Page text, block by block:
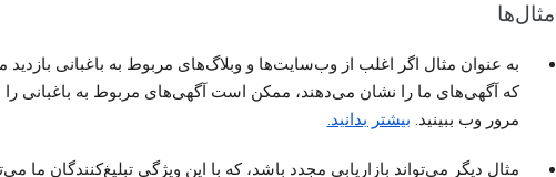
مثال‌ها
به عنوان مثال اگر اغلب از وب‌سایت‌ها و وبلاگ‌های مربوط به باغبانی بازدید
که آگهی‌های ما را نشان می‌دهند، ممکن است آگهی‌های مربوط به باغبانی را
مرور وب ببینید. بیشتر بدانید.
مثال دیگر می‌تواند بازاریابی مجدد باشد، که با این ویژگی تبلیغ‌کنندگان ما